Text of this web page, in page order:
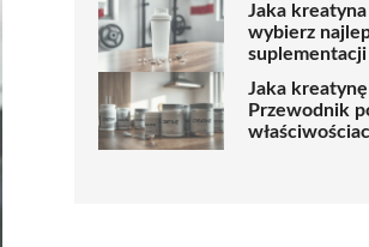
Jaka kreatyna
wybierz
suplementacji
Jaka
Przewodnik